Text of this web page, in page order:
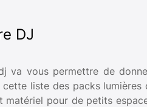
DJ
va vous permettre de
liste des packs lumières
pour de petits